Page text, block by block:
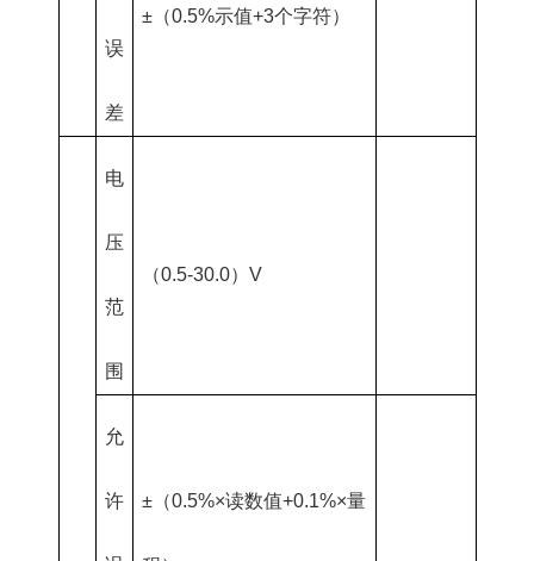
误
差
±（0.5%示值+3个字符）
电
压
范
围
（0.5-30.0）V
允
许 ±（0.5%×读数值+0.1%×量